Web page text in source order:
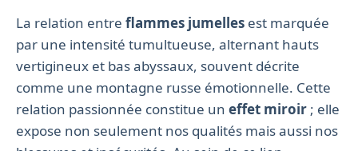
La relation entre flammes jumelles est marquée
par une intensité tumultueuse, alternant hauts
vertigineux et bas abyssaux, souvent décrite
comme une montagne russe émotionnelle. Cette
relation passionnée constitue un effet miroir ; elle
expose non seulement nos qualités mais aussi nos